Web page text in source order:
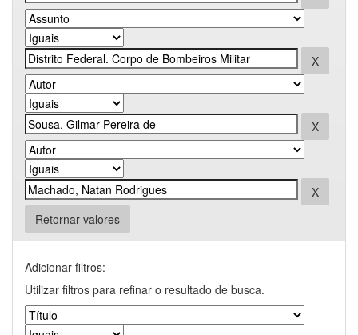
Retornar valores
Adicionar filtros:
Utilizar filtros para refinar o resultado de busca.